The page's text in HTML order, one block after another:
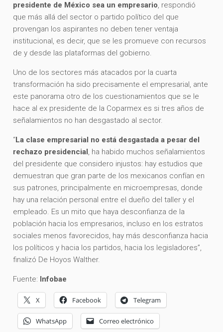
presidente de México sea un empresario, respondió
que más allá del sector o partido político del que
provengan los aspirantes no deben tener ventaja
institucional, es decir, que se les promueve con recursos
de y desde las plataformas del gobierno.
Uno de los sectores más atacados por la cuarta
transformación ha sido precisamente el empresarial, ante
este panorama otro de los cuestionamientos que se le
hace al ex presidente de la Coparmex es si tres años de
señalamientos no han desgastado al sector.
“La clase empresarial no está desgastada a pesar del
rechazo presidencial, ha habido muchos señalamientos
del presidente que considero injustos: hay estudios que
demuestran que gran parte de los mexicanos confían en
sus patrones, principalmente en microempresas, donde
hay una relación personal entre el dueño del taller y el
empleado. Es un mito que haya desconfianza de la
población hacia los empresarios, incluso en los estratos
sociales menos favorecidos, hay más desconfianza hacia
los políticos y hacia los partidos, hacia los legisladores”,
finalizó De Hoyos Walther.
Fuente: Infobae
X Facebook Telegram
WhatsApp Correo electrónico